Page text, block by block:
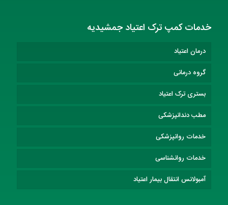
خدمات کمپ ترک اعتیاد جمشیدیه
درمان اعتیاد
گروه درمانی
بستری ترک اعتیاد
مطب دندانپزشکی
خدمات روانپزشکی
خدمات روانشناسی
آمبولانس انتقال بیمار اعتیاد